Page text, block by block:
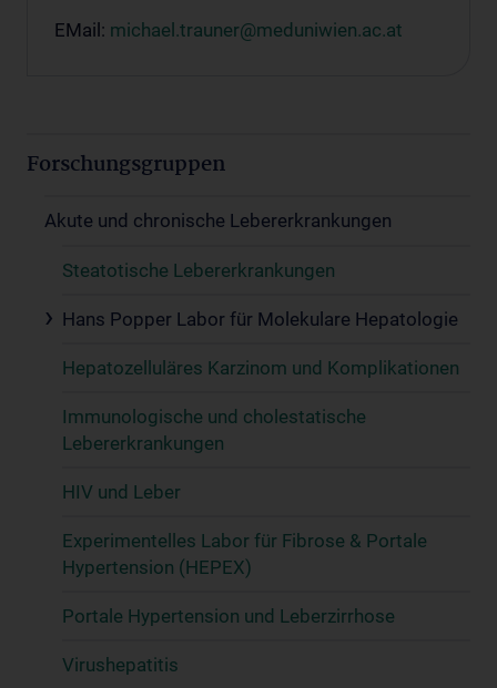
EMail: michael.trauner@meduniwien.ac.at
Forschungsgruppen
Akute und chronische Lebererkrankungen
Steatotische Lebererkrankungen
Hans Popper Labor für Molekulare Hepatologie
Hepatozelluläres Karzinom und Komplikationen
Immunologische und cholestatische
Lebererkrankungen
HIV und Leber
Experimentelles Labor für Fibrose & Portale
Hypertension (HEPEX)
Portale Hypertension und Leberzirrhose
Virushepatitis